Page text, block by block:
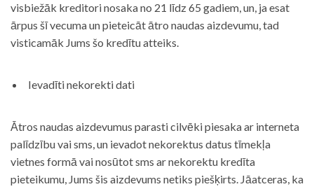
visbiežāk kreditori nosaka no 21 līdz 65 gadiem, un, ja esat
ārpus šī vecuma un pieteicāt ātro naudas aizdevumu, tad
visticamāk Jums šo kredītu atteiks.
Ievadīti nekorekti dati
Ātros naudas aizdevumus parasti cilvēki piesaka ar interneta
palīdzību vai sms, un ievadot nekorektus datus tīmekļa
vietnes formā vai nosūtot sms ar nekorektu kredīta
pieteikumu, Jums šis aizdevums netiks piešķirts. Jāatceras, ka